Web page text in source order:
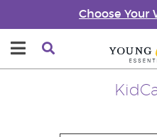
Choose Your